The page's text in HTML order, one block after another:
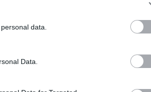
data.
Data.
ο
λάιν της με τον